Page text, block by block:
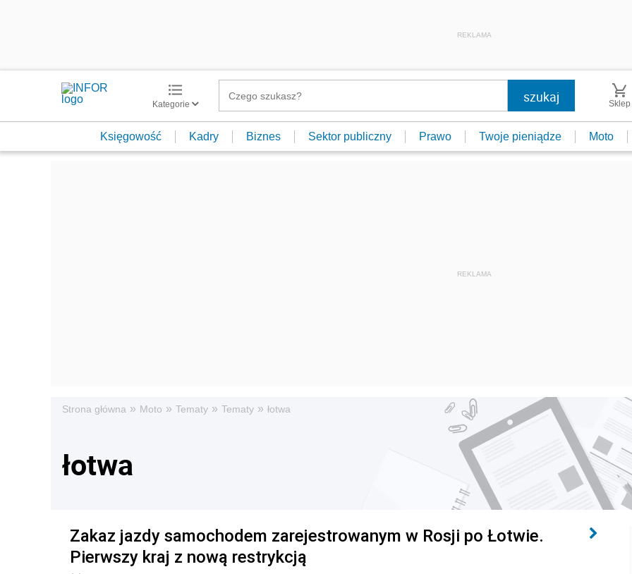
REKLAMA
Kategorie Sklep
Księgowość Kadry Biznes Sektor publiczny Prawo Twoje pieniądze Moto
Strona główna » Moto » Tematy » Tematy » łotwa
łotwa
Zakaz jazdy samochodem zarejestrowanym w Rosji po Łotwie.
Pierwszy kraj z nową restrykcją